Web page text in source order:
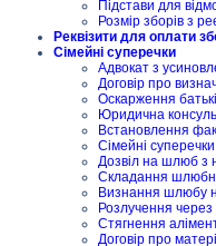
Підстави для
Розмір зборів з
Реквізити для оплати
Сімейні суперечки
Адвокат з
Договір про
Оскарження
Юридична
Встановлення
Сімейні суперечки
Дозвіл на шлюб з
Складання
Визнання шлюбу
Розлучення через
Стягнення
Договір про